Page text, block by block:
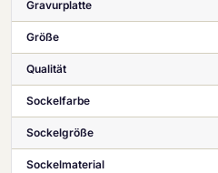
Gravurplatte
Größe
Qualität
Sockelfarbe
Sockelgröße
Sockelmaterial